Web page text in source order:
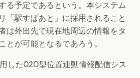
る予定であるという。本システム
「駅すぱあと」に採用されること
は外出先で現在地周辺の情報をタ
とが可能となるであろう。
したO2O型位置連動情報配信シス